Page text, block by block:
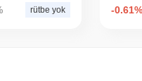
rütbe yok -0.61%